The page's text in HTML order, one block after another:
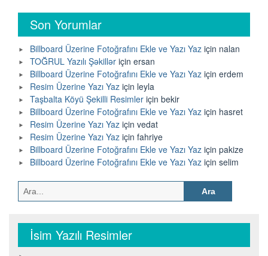
Son Yorumlar
Billboard Üzerine Fotoğrafını Ekle ve Yazı Yaz için nalan
TOĞRUL Yazılı Şəkillər için ersan
Billboard Üzerine Fotoğrafını Ekle ve Yazı Yaz için erdem
Resim Üzerine Yazı Yaz için leyla
Taşbalta Köyü Şekilli Resimler için bekir
Billboard Üzerine Fotoğrafını Ekle ve Yazı Yaz için hasret
Resim Üzerine Yazı Yaz için vedat
Resim Üzerine Yazı Yaz için fahriye
Billboard Üzerine Fotoğrafını Ekle ve Yazı Yaz için pakize
Billboard Üzerine Fotoğrafını Ekle ve Yazı Yaz için selim
Arama:
İsim Yazılı Resimler